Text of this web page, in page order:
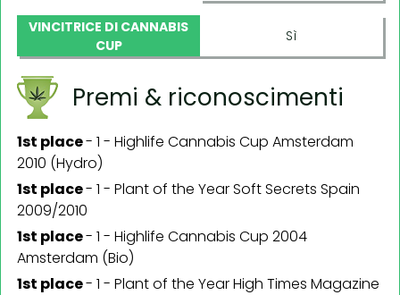
VINCITRICE DI CANNABIS
CUP
Sì
Premi & riconoscimenti
1st place- 1 - Highlife Cannabis Cup Amsterdam
2010 (Hydro)
1st place- 1 - Plant of the Year Soft Secrets Spain
2009/2010
1st place- 1 - Highlife Cannabis Cup 2004
Amsterdam (Bio)
1st place- 1 - Plant of the Year High Times Magazine